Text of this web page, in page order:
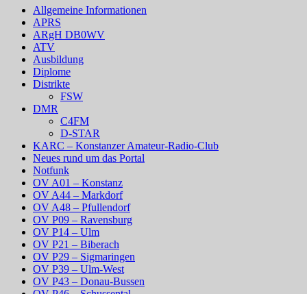
Allgemeine Informationen
APRS
ARgH DB0WV
ATV
Ausbildung
Diplome
Distrikte
FSW
DMR
C4FM
D-STAR
KARC – Konstanzer Amateur-Radio-Club
Neues rund um das Portal
Notfunk
OV A01 – Konstanz
OV A44 – Markdorf
OV A48 – Pfullendorf
OV P09 – Ravensburg
OV P14 – Ulm
OV P21 – Biberach
OV P29 – Sigmaringen
OV P39 – Ulm-West
OV P43 – Donau-Bussen